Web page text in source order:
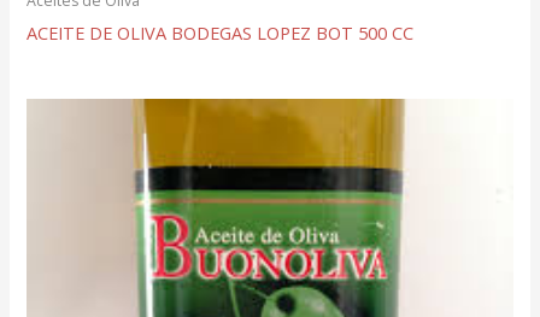
ACEITE DE OLIVA BODEGAS LOPEZ BOT 500 CC